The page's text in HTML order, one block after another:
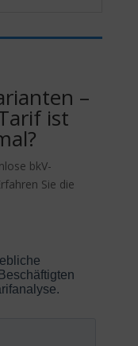
–
ist
bkV-
Sie die